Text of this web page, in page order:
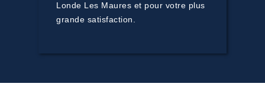
Londe Les Maures et pour votre plus
grande satisfaction.